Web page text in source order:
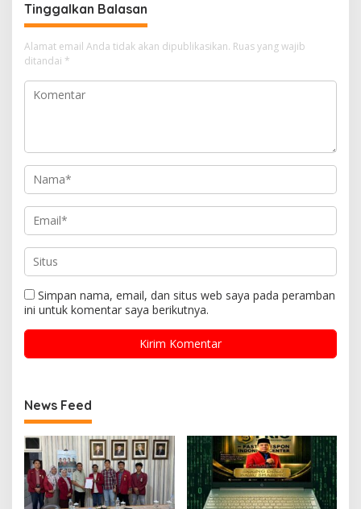
Tinggalkan Balasan
Alamat email Anda tidak akan dipublikasikan. Ruas yang wajib
ditandai *
Simpan nama, email, dan situs web saya pada peramban
ini untuk komentar saya berikutnya.
News Feed